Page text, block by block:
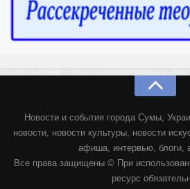
Новости и события города Сумы,
новости, новости культуры, новости
афиша, интервью, блоги,
Все права защищены © При
ресурс